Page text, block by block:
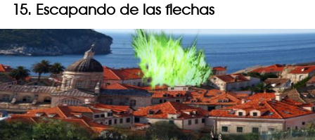
15. Escapando de las flechas